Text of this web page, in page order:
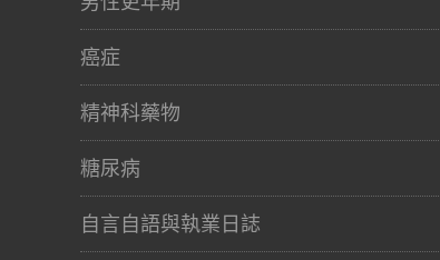
癌症
精神科藥物
糖尿病
自言自語與執業日誌